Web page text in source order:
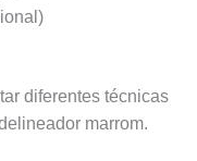
diferentes técnicas
marrom.